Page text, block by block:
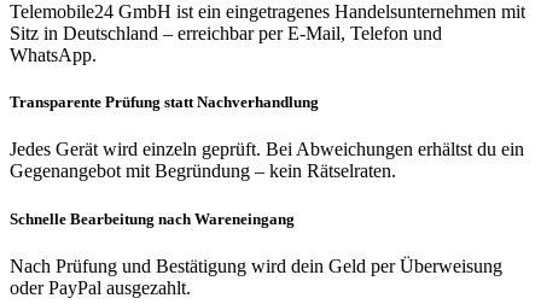
Telemobile24 GmbH ist ein eingetragenes Handelsunternehmen mit
Sitz in Deutschland – erreichbar per E-Mail, Telefon und
WhatsApp.
Transparente Prüfung statt Nachverhandlung
Jedes Gerät wird einzeln geprüft. Bei Abweichungen erhältst du ein
Gegenangebot mit Begründung – kein Rätselraten.
Schnelle Bearbeitung nach Wareneingang
Nach Prüfung und Bestätigung wird dein Geld per Überweisung
oder PayPal ausgezahlt.